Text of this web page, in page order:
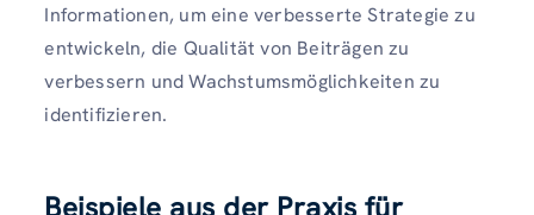
Informationen, um eine verbesserte Strategie zu
entwickeln, die Qualität von Beiträgen zu
verbessern und Wachstumsmöglichkeiten zu
identifizieren.
Beispiele aus der Praxis für